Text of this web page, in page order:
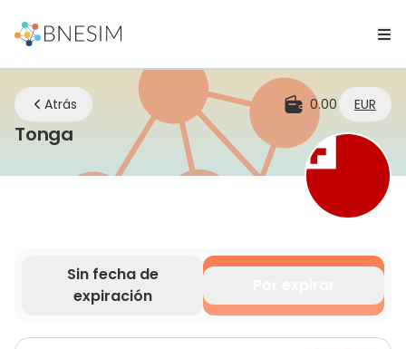
Atrás 0.00 EUR
Tonga eSIM | Mantente conectado
Sin fecha de
expiración
Tus datos son válidos por un tiempo limitado.